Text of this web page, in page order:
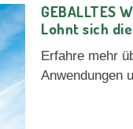
GEBALLTES
Lohnt sich
Erfahre mehr
Anwendungen